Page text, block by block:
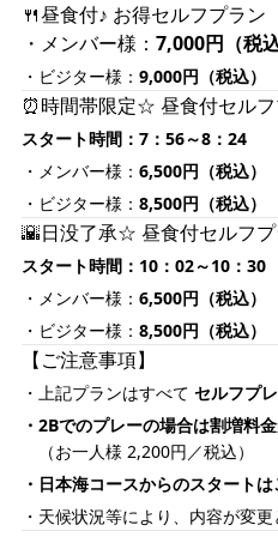
🍴昼食付♪ お得セルフプラン
・メンバー様： 7,000円（税込
・ビジター様： 9,000円（税込）
⏰時間帯限定☆ 昼食付セル
スタート時間：7：56～8：24
・メンバー様： 6,500円（税込）
・ビジター様： 8,500円（税込）
🌇日没了承☆ 昼食付セルフ
スタート時間：10：02～10：30
・メンバー様： 6,500円（税込）
・ビジター様： 8,500円（税込）
【ご注意事項】
・上記プランはすべて セルフプ
・2Bでのプレーの場合は割増料
（お一人様 2,200円／税込）
・日本海コースからのスタートは
・天候状況等により、内容が変